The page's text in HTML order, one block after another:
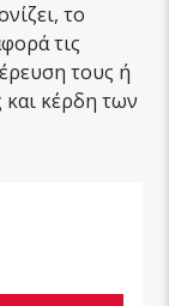
το
τις
τους ή
και κέρδη των